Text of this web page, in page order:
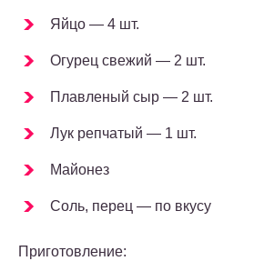
Яйцо — 4 шт.
Огурец свежий — 2 шт.
Плавленый сыр — 2 шт.
Лук репчатый — 1 шт.
Майонез
Соль, перец — по вкусу
Приготовление: